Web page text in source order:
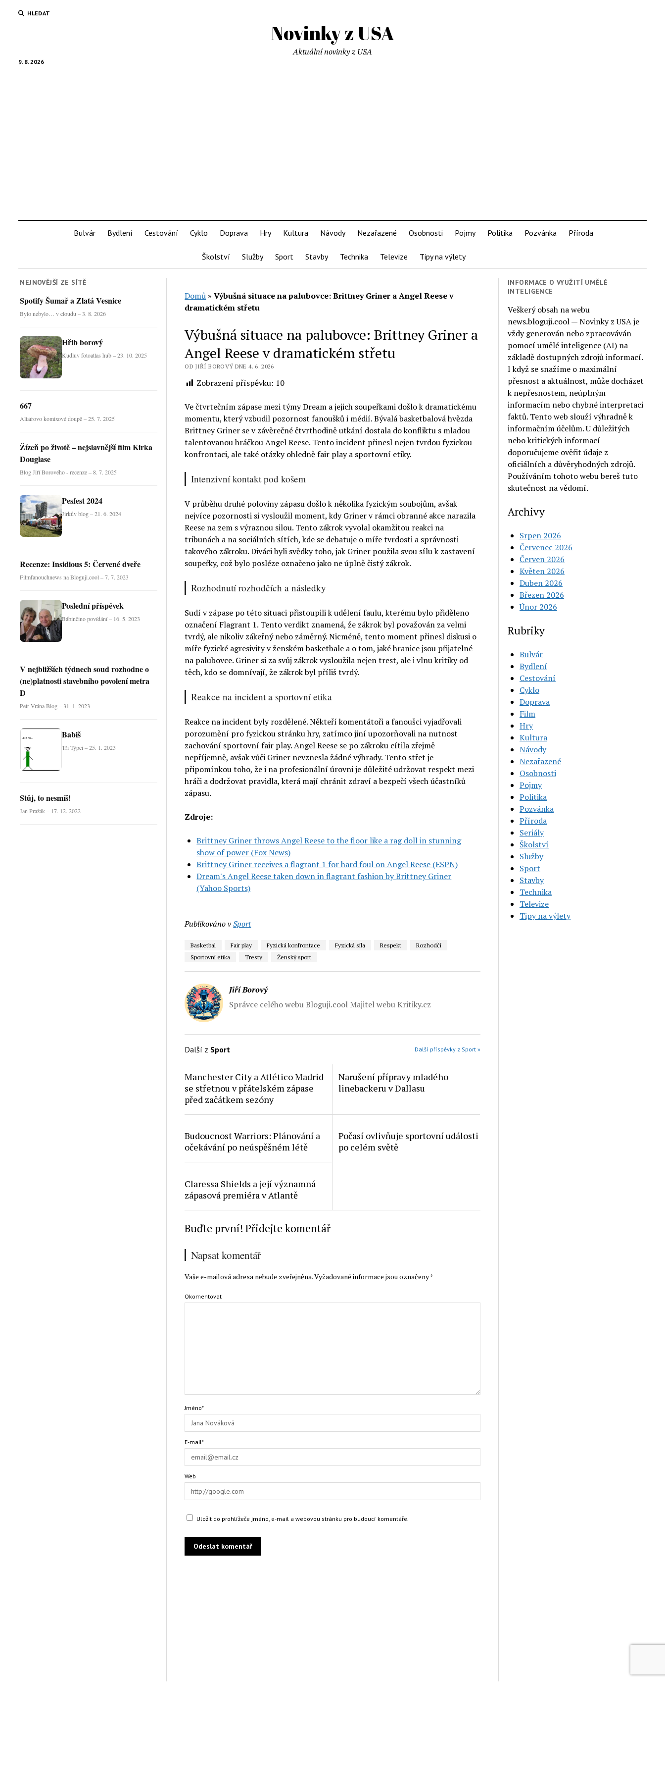
HLEDAT
Novinky z USA
9. 8. 2026
Aktuální novinky z USA
Bulvár Bydlení Cestování Cyklo Doprava Hry Kultura Návody Nezařazené Osobnosti Pojmy Politika Pozvánka Příroda
Školství Služby Sport Stavby Technika Televize Tipy na výlety
NEJNOVĚJŠÍ ZE SÍTĚ
Spotify Šumař a Zlatá Vesnice
Bylo nebylo… v cloudu – 3. 8. 2026
Hřib borový
Kudluv fotoatlas hub – 23. 10. 2025
667
Altaïrovo komixové doupě – 25. 7. 2025
Žízeň po životě – nejslavnější film Kirka
Douglase
Blog Jiří Borového - recenze – 8. 7. 2025
Pesfest 2024
Jirkův blog – 21. 6. 2024
Recenze: Insidious 5: Červené dveře
Filmfanouchnews na Bloguji.cool – 7. 7. 2023
Poslední příspěvek
Bábinčino povídání – 16. 5. 2023
V nejbližších týdnech soud rozhodne o
(ne)platnosti stavebního povolení metra
D
Petr Vrána Blog – 31. 1. 2023
Babiš
Tři Týpci – 25. 1. 2023
Stůj, to nesmíš!
Jan Pražák – 17. 12. 2022
Domů »Výbušná situace na palubovce: Brittney Griner a Angel Reese v
dramatickém střetu
Výbušná situace na palubovce: Brittney Griner a
Angel Reese v dramatickém střetu
OD JIŘÍ BOROVÝ DNE 4. 6. 2026
Zobrazení příspěvku: 10
Ve čtvrtečním zápase mezi týmy Dream a jejich soupeřkami došlo k dramatickému
momentu, který vzbudil pozornost fanoušků i médií. Bývalá basketbalová hvězda
Brittney Griner se v závěrečné čtvrthodině utkání dostala do konfliktu s mladou
talentovanou hráčkou Angel Reese. Tento incident přinesl nejen tvrdou fyzickou
konfrontaci, ale také otázky ohledně fair play a sportovní etiky.
Intenzivní kontakt pod košem
V průběhu druhé poloviny zápasu došlo k několika fyzickým soubojům, avšak
nejvíce pozornosti si vysloužil moment, kdy Griner v rámci obranné akce narazila
Reese na zem s výraznou silou. Tento zákrok vyvolal okamžitou reakci na
tribunách a na sociálních sítích, kde se debatuje o míře tvrdosti a správnosti
takového zákroku. Diváci byli svědky toho, jak Griner použila svou sílu k zastavení
soupeřky, což bylo posléze označeno jako ne úplně čistý zákrok.
Rozhodnutí rozhodčích a následky
Sudí v zápase po této situaci přistoupili k udělení faulu, kterému bylo přiděleno
označení Flagrant 1. Tento verdikt znamená, že zákrok byl považován za velmi
tvrdý, ale nikoliv zákeřný nebo záměrný. Nicméně, tento moment přinesl diskusi o
míře fyzické agresivity v ženském basketbale a o tom, jaké hranice jsou přijatelné
na palubovce. Griner si za svůj zákrok vysloužila nejen trest, ale i vlnu kritiky od
těch, kdo se domnívají, že zákrok byl příliš tvrdý.
Reakce na incident a sportovní etika
Reakce na incident byly rozdělené. Někteří komentátoři a fanoušci vyjadřovali
porozumění pro fyzickou stránku hry, zatímco jiní upozorňovali na nutnost
zachování sportovní fair play. Angel Reese se po zákroku cítila zřejmě
nepříjemně, avšak vůči Griner nevznesla žádné výhrady. Tento střet je
připomínkou toho, že i na profesionální úrovni je důležité udržovat respekt mezi
hráči a dodržovat pravidla, která mají chránit zdraví a bezpečí všech účastníků
zápasu.
Zdroje:
Brittney Griner throws Angel Reese to the floor like a rag doll in stunning
show of power (Fox News)
Brittney Griner receives a flagrant 1 for hard foul on Angel Reese (ESPN)
Dream's Angel Reese taken down in flagrant fashion by Brittney Griner
(Yahoo Sports)
Publikováno vSport
Basketbal Fair play Fyzická konfrontace Fyzická síla Respekt
Rozhodčí
Sportovní etika
Tresty Ženský sport
Jiří Borový
Správce celého webu Bloguji.cool Majitel webu Kritiky.cz
Další z Sport Další příspěvky z Sport »
Manchester City a Atlético Madrid
se střetnou v přátelském zápase
před začátkem sezóny
Narušení přípravy mladého
linebackeru v Dallasu
Budoucnost Warriors: Plánování a
očekávání po neúspěšném létě
Počasí ovlivňuje sportovní události
po celém světě
Claressa Shields a její významná
zápasová premiéra v Atlantě
Buďte první! Přidejte komentář
Napsat komentář
Vaše e-mailová adresa nebude zveřejněna.Vyžadované informace jsou označeny*
Okomentovat
Jméno*
E-mail*
Web
Uložit do prohlížeče jméno, e-mail a webovou stránku pro budoucí komentáře.
INFORMACE O VYUŽITÍ UMĚLÉ
INTELIGENCE
Veškerý obsah na webu
news.bloguji.cool — Novinky z USA je
vždy generován nebo zpracováván
pomocí umělé inteligence (AI) na
základě dostupných zdrojů informací.
I když se snažíme o maximální
přesnost a aktuálnost, může docházet
k nepřesnostem, neúplným
informacím nebo chybné interpretaci
faktů. Tento web slouží výhradně k
informačním účelům. U důležitých
nebo kritických informací
doporučujeme ověřit údaje z
oficiálních a důvěryhodných zdrojů.
Používáním tohoto webu bereš tuto
skutečnost na vědomí.
Archivy
Srpen 2026
Červenec 2026
Červen 2026
Květen 2026
Duben 2026
Březen 2026
Únor 2026
Rubriky
Bulvár
Bydlení
Cestování
Cyklo
Doprava
Film
Hry
Kultura
Návody
Nezařazené
Osobnosti
Pojmy
Politika
Pozvánka
Příroda
Seriály
Školství
Služby
Sport
Stavby
Technika
Televize
Tipy na výlety